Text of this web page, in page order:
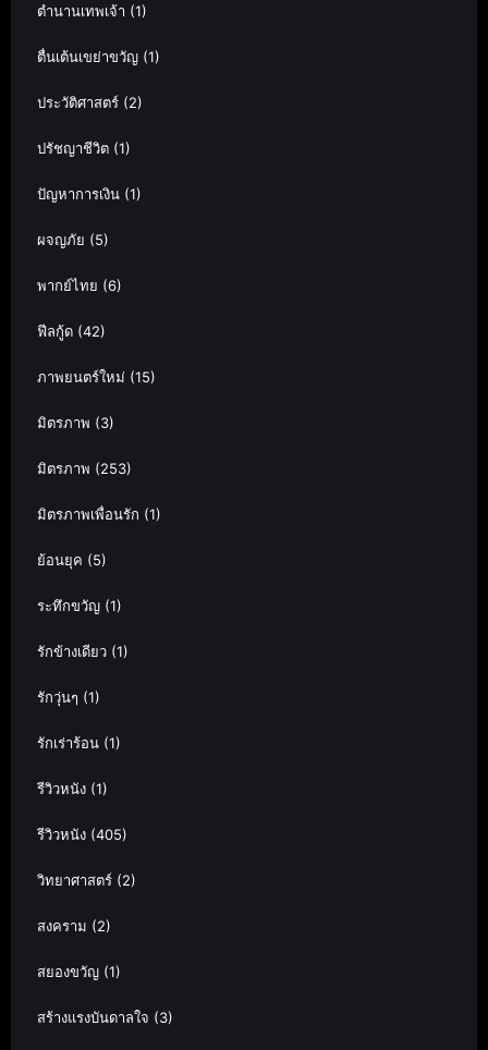
ตำนานเทพเจ้า (1)
ตื่นเต้นเขย่าขวัญ (1)
ประวัติศาสตร์ (2)
ปรัชญาชีวิต (1)
ปัญหาการเงิน (1)
ผจญภัย (5)
พากย์ไทย (6)
ฟีลกู้ด (42)
ภาพยนตร์ใหม่ (15)
มิตรภาพ (3)
มิตรภาพ (253)
มิตรภาพเพื่อนรัก (1)
ย้อนยุค (5)
ระทึกขวัญ (1)
รักข้างเดียว (1)
รักวุ่นๆ (1)
รักเร่าร้อน (1)
รีวิวหนัง (1)
รีวิวหนัง (405)
วิทยาศาสตร์ (2)
สงคราม (2)
สยองขวัญ (1)
สร้างแรงบันดาลใจ (3)